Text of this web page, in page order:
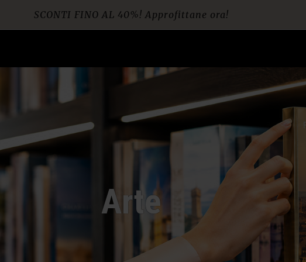
Spedizione gratuita per ordini da € 60
Arte